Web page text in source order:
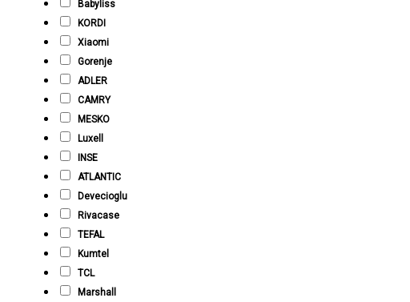
Babyliss
KORDI
Xiaomi
Gorenje
ADLER
CAMRY
MESKO
Luxell
INSE
ATLANTIC
Devecioglu
Rivacase
TEFAL
Kumtel
TCL
Marshall